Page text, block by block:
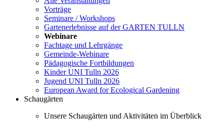
Vorträge
Seminare / Workshops
Gartenerlebnisse auf der GARTEN TULLN
Webinare
Fachtage und Lehrgänge
Gemeinde-Webinare
Pädagogische Fortbildungen
Kinder UNI Tulln 2026
Jugend UNI Tulln 2026
European Award for Ecological Gardening
Schaugärten
Unsere Schaugärten und Aktivitäten im Überblick